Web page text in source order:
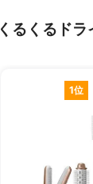
くるくるド
1位